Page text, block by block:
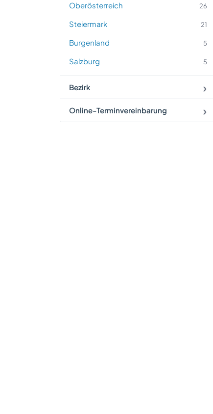
Oberösterreich 26
Steiermark 21
Burgenland 5
Salzburg 5
Bezirk
Online-Terminvereinbarung